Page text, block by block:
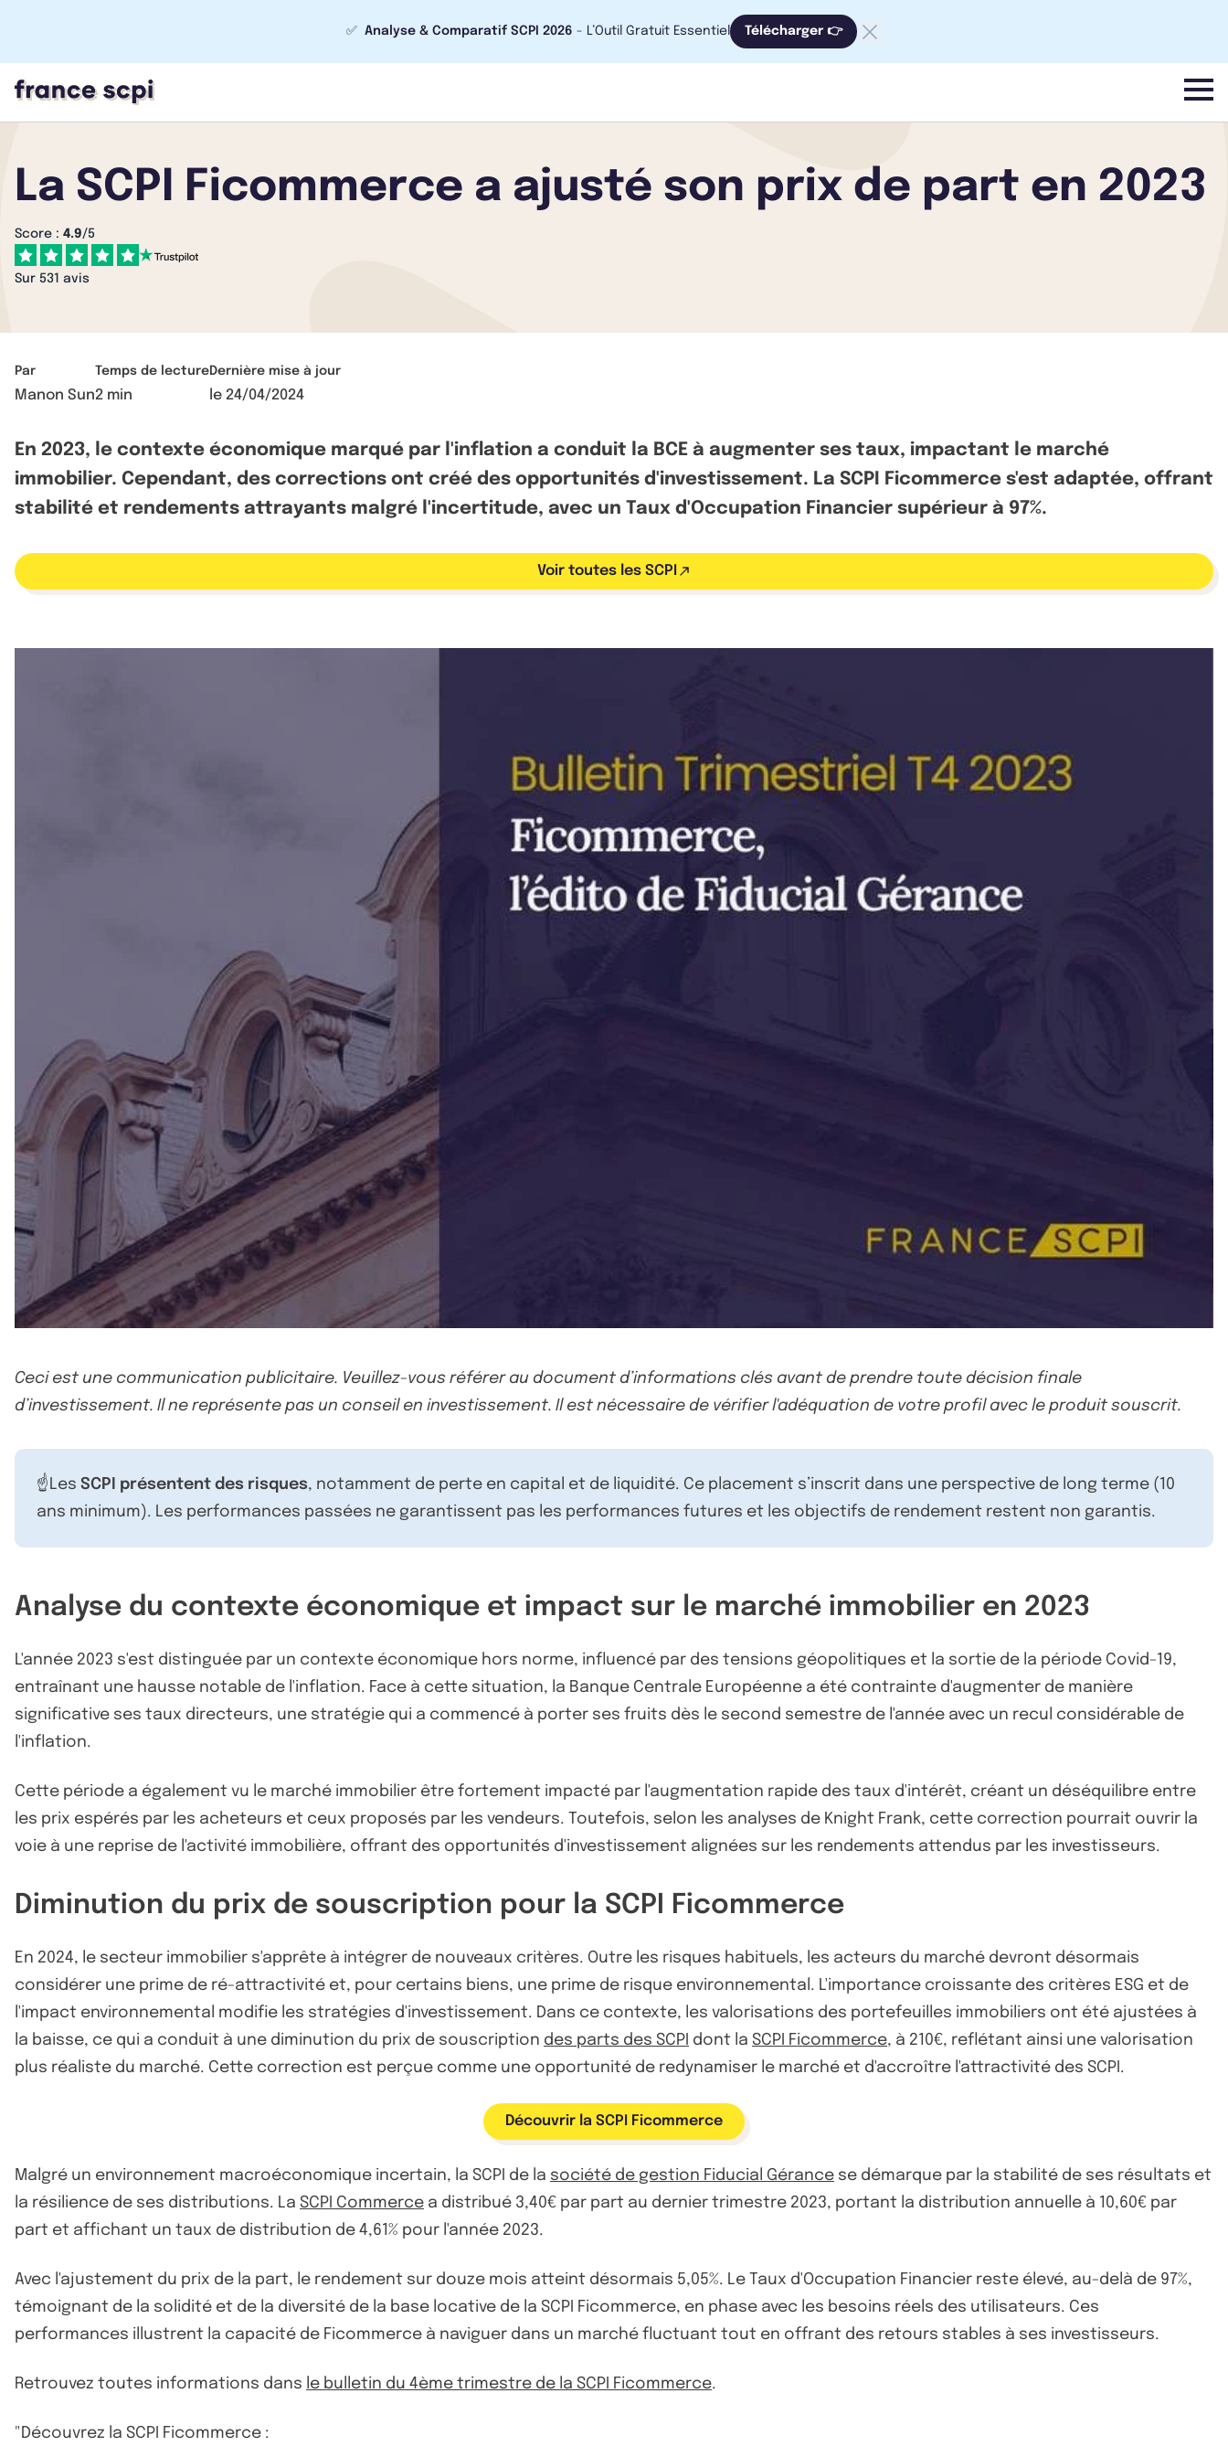
✅ Analyse & Comparatif SCPI 2026 - L’Outil Gratuit Essentiel Télécharger 👉
menu
La SCPI Ficommerce a ajusté son prix de part en 2023
Score : 4.9/5
Sur 531 avis
Par
Manon Sun
Temps de lecture
2 min
Dernière mise à jour
le 24/04/2024
En 2023, le contexte économique marqué par l'inflation a conduit la BCE à augmenter ses taux, impactant le marché
immobilier. Cependant, des corrections ont créé des opportunités d'investissement. La SCPI Ficommerce s'est adaptée, offrant
stabilité et rendements attrayants malgré l'incertitude, avec un Taux d'Occupation Financier supérieur à 97%.
Voir toutes les SCPI
Ceci est une communication publicitaire. Veuillez-vous référer au document d’informations clés avant de prendre toute décision finale
d’investissement. Il ne représente pas un conseil en investissement. Il est nécessaire de vérifier l'adéquation de votre profil avec le produit souscrit.
☝️Les SCPI présentent des risques, notamment de perte en capital et de liquidité. Ce placement s’inscrit dans une perspective de long terme (10
ans minimum). Les performances passées ne garantissent pas les performances futures et les objectifs de rendement restent non garantis.
Analyse du contexte économique et impact sur le marché immobilier en 2023
L'année 2023 s'est distinguée par un contexte économique hors norme, influencé par des tensions géopolitiques et la sortie de la période Covid-19,
entraînant une hausse notable de l'inflation. Face à cette situation, la Banque Centrale Européenne a été contrainte d'augmenter de manière
significative ses taux directeurs, une stratégie qui a commencé à porter ses fruits dès le second semestre de l'année avec un recul considérable de
l'inflation.
Cette période a également vu le marché immobilier être fortement impacté par l'augmentation rapide des taux d'intérêt, créant un déséquilibre entre
les prix espérés par les acheteurs et ceux proposés par les vendeurs. Toutefois, selon les analyses de Knight Frank, cette correction pourrait ouvrir la
voie à une reprise de l'activité immobilière, offrant des opportunités d'investissement alignées sur les rendements attendus par les investisseurs.
Diminution du prix de souscription pour la SCPI Ficommerce
En 2024, le secteur immobilier s'apprête à intégrer de nouveaux critères. Outre les risques habituels, les acteurs du marché devront désormais
considérer une prime de ré-attractivité et, pour certains biens, une prime de risque environnemental. L'importance croissante des critères ESG et de
l'impact environnemental modifie les stratégies d'investissement. Dans ce contexte, les valorisations des portefeuilles immobiliers ont été ajustées à
la baisse, ce qui a conduit à une diminution du prix de souscription des parts des SCPI dont la SCPI Ficommerce, à 210€, reflétant ainsi une valorisation
plus réaliste du marché. Cette correction est perçue comme une opportunité de redynamiser le marché et d'accroître l'attractivité des SCPI.
Découvrir la SCPI Ficommerce
Malgré un environnement macroéconomique incertain, la SCPI de la société de gestion Fiducial Gérance se démarque par la stabilité de ses résultats et
la résilience de ses distributions. La SCPI Commerce a distribué 3,40€ par part au dernier trimestre 2023, portant la distribution annuelle à 10,60€ par
part et affichant un taux de distribution de 4,61% pour l'année 2023.
Avec l'ajustement du prix de la part, le rendement sur douze mois atteint désormais 5,05%. Le Taux d'Occupation Financier reste élevé, au-delà de 97%,
témoignant de la solidité et de la diversité de la base locative de la SCPI Ficommerce, en phase avec les besoins réels des utilisateurs. Ces
performances illustrent la capacité de Ficommerce à naviguer dans un marché fluctuant tout en offrant des retours stables à ses investisseurs.
Retrouvez toutes informations dans le bulletin du 4ème trimestre de la SCPI Ficommerce.
"Découvrez la SCPI Ficommerce :